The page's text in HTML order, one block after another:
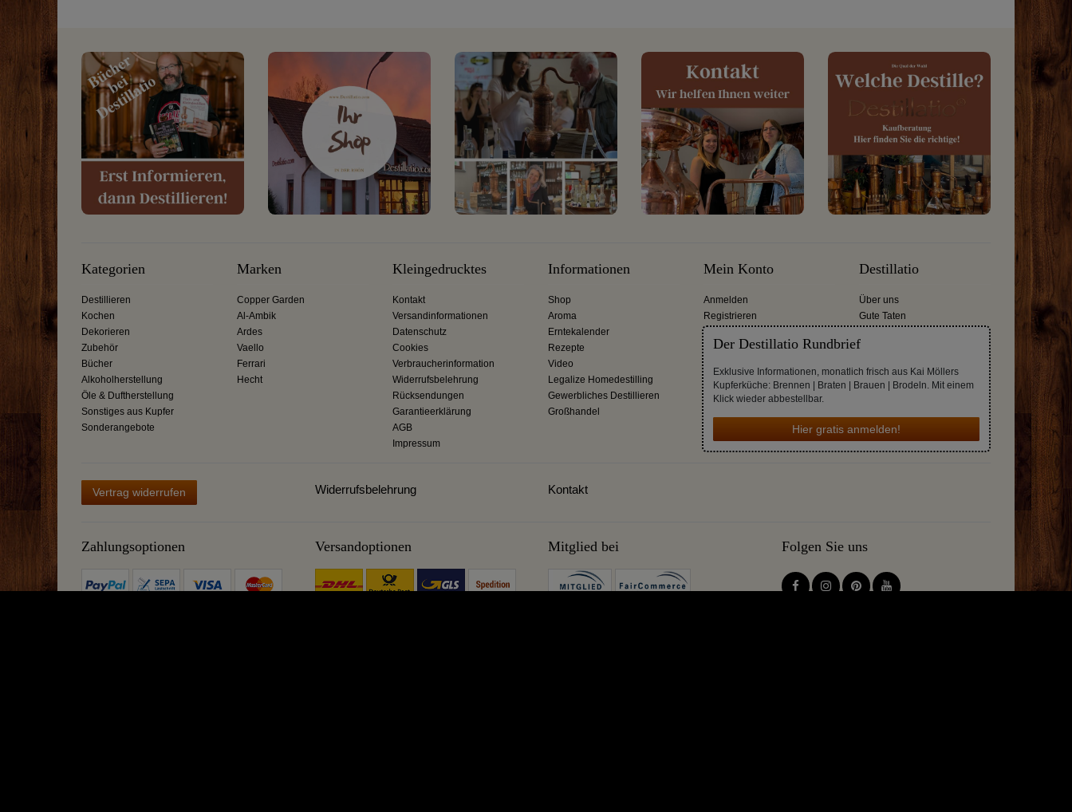
Kategorien
Destillieren
Kochen
Dekorieren
Zubehör
Bücher
Alkoholherstellung
Öle & Duftherstellung
Sonstiges aus Kupfer
Sonderangebote
Marken
Copper Garden
Al-Ambik
Ardes
Vaello
Ferrari
Hecht
Kleingedrucktes
Kontakt
Versandinformationen
Datenschutz
Cookies
Verbraucherinformation
Widerrufsbelehrung
Rücksendungen
Garantieerklärung
AGB
Impressum
Informationen
Shop
Aroma
Erntekalender
Rezepte
Video
Legalize Homedestilling
Gewerbliches Destillieren
Großhandel
Mein Konto
Anmelden
Registrieren
Destillatio
Über uns
Gute Taten
Der Destillatio Rundbrief
Exklusive Informationen, monatlich frisch aus Kai Möllers
Kupferküche: Brennen | Braten | Brauen | Brodeln. Mit einem
Klick wieder abbestellbar.
Hier gratis anmelden!
Vertrag widerrufen Widerrufsbelehrung Kontakt
Zahlungsoptionen Versandoptionen Mitglied bei Folgen Sie uns